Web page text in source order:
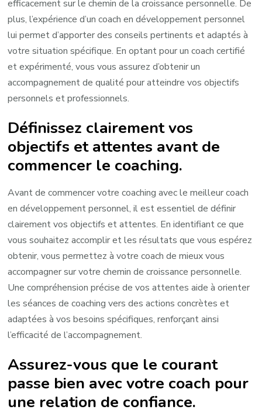
efficacement sur le chemin de la croissance personnelle. De
plus, l’expérience d’un coach en développement personnel
lui permet d’apporter des conseils pertinents et adaptés à
votre situation spécifique. En optant pour un coach certifié
et expérimenté, vous vous assurez d’obtenir un
accompagnement de qualité pour atteindre vos objectifs
personnels et professionnels.
Définissez clairement vos
objectifs et attentes avant de
commencer le coaching.
Avant de commencer votre coaching avec le meilleur coach
en développement personnel, il est essentiel de définir
clairement vos objectifs et attentes. En identifiant ce que
vous souhaitez accomplir et les résultats que vous espérez
obtenir, vous permettez à votre coach de mieux vous
accompagner sur votre chemin de croissance personnelle.
Une compréhension précise de vos attentes aide à orienter
les séances de coaching vers des actions concrètes et
adaptées à vos besoins spécifiques, renforçant ainsi
l’efficacité de l’accompagnement.
Assurez-vous que le courant
passe bien avec votre coach pour
une relation de confiance.